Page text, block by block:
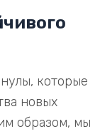
которые
новых
образом, мы